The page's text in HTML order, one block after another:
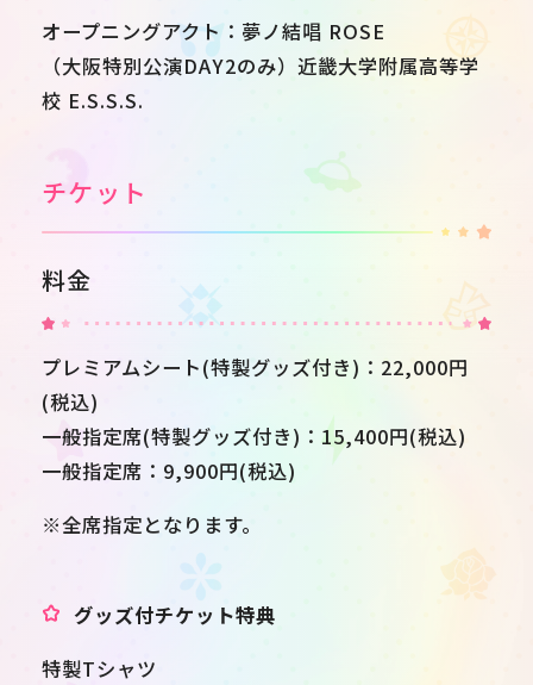
オープニングアクト：夢ノ結唱 ROSE
（大阪特別公演DAY2のみ）近畿大学附属高等学
校 E.S.S.S.
チケット
料金
プレミアムシート(特製グッズ付き)：22,000円
(税込)
一般指定席(特製グッズ付き)：15,400円(税込)
一般指定席：9,900円(税込)
※全席指定となります。
グッズ付チケット特典
特製Tシャツ